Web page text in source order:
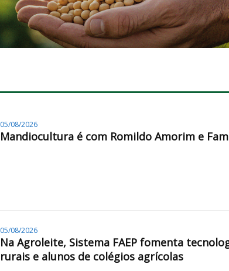
05/08/2026
Mandiocultura é com Romildo Amorim e
05/08/2026
Na Agroleite, Sistema FAEP fomenta
rurais e alunos de colégios agrícolas